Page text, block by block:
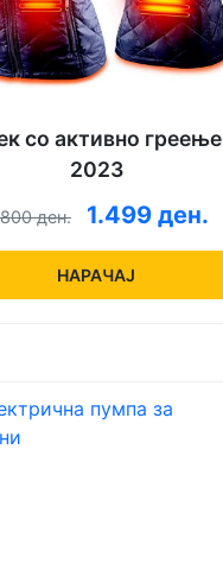
со активно греење
2023
ден. 1.499 ден.
НАРАЧАЈ